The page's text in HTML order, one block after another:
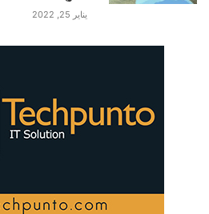
يناير 25, 2022